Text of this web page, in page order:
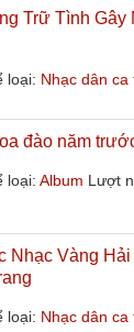
Trữ Tình
loại: Nhạc dân
đào năm
loại: Album Lượt
Nhạc Vàng
loại: Nhạc dân